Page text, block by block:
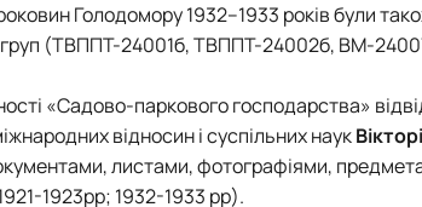
Голодомору 1932–1933 років були
груп (ТВППТ-24001б, ТВППТ-24002б, ВМ-
«Садово-паркового господарства»
відносин і суспільних наук
листами, фотографіями,
1923рр; 1932-1933 рр).